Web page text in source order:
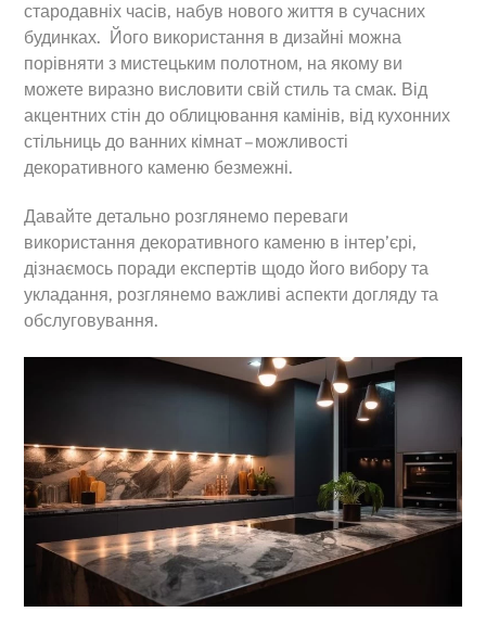
стародавніх часів, набув нового життя в сучасних
будинках. Його використання в дизайні можна
порівняти з мистецьким полотном, на якому ви
можете виразно висловити свій стиль та смак. Від
акцентних стін до облицювання камінів, від кухонних
стільниць до ванних кімнат – можливості
декоративного каменю безмежні.
Давайте детально розглянемо переваги
використання декоративного каменю в інтер’єрі,
дізнаємось поради експертів щодо його вибору та
укладання, розглянемо важливі аспекти догляду та
обслуговування.